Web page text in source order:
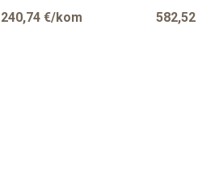
240,74 €/kom 582,52